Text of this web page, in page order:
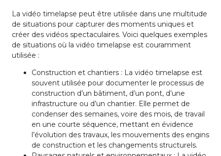
La vidéo timelapse peut être utilisée dans une multitude
de situations pour capturer des moments uniques et
créer des vidéos spectaculaires. Voici quelques exemples
de situations où la vidéo timelapse est couramment
utilisée :
Construction et chantiers : La vidéo timelapse est
souvent utilisée pour documenter le processus de
construction d’un bâtiment, d’un pont, d’une
infrastructure ou d’un chantier. Elle permet de
condenser des semaines, voire des mois, de travail
en une courte séquence, mettant en évidence
l’évolution des travaux, les mouvements des engins
de construction et les changements structurels.